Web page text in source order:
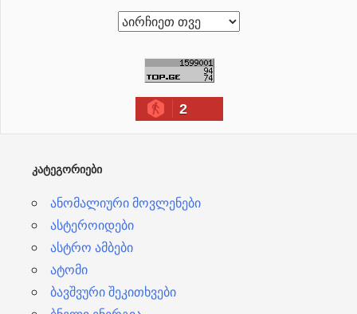
ა
2
ᲙᲐᲢᲔᲒᲝᲠᲘᲔᲑᲘ
ანომალიური მოვლენები
ასტეროიდები
ასტრო ამბები
ატომი
ბავშვური შეკითხვები